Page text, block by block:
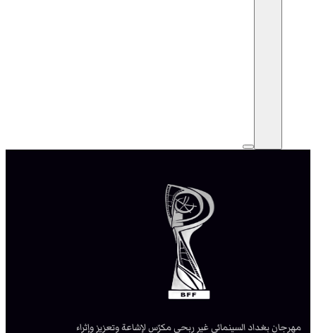
مهرجان بغداد السينمائي غير ربحي مكرّس لإشاعة وتعزيز وإثراء